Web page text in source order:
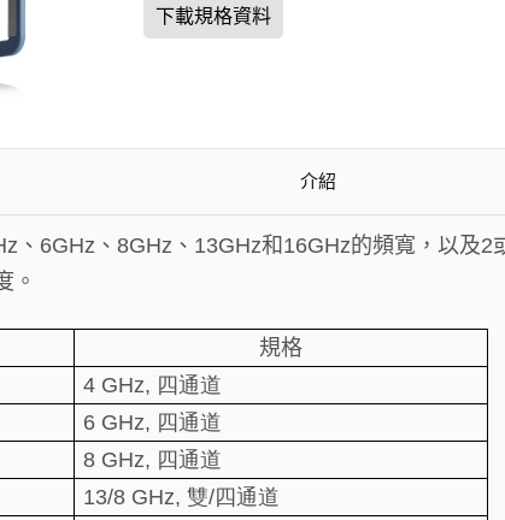
下載規格資料
介紹
、6GHz、8GHz、13GHz和16GHz的頻寬，以及
。
規格
4 GHz, 四通道
6 GHz, 四通道
8 GHz, 四通道
13/8 GHz, 雙/四通道